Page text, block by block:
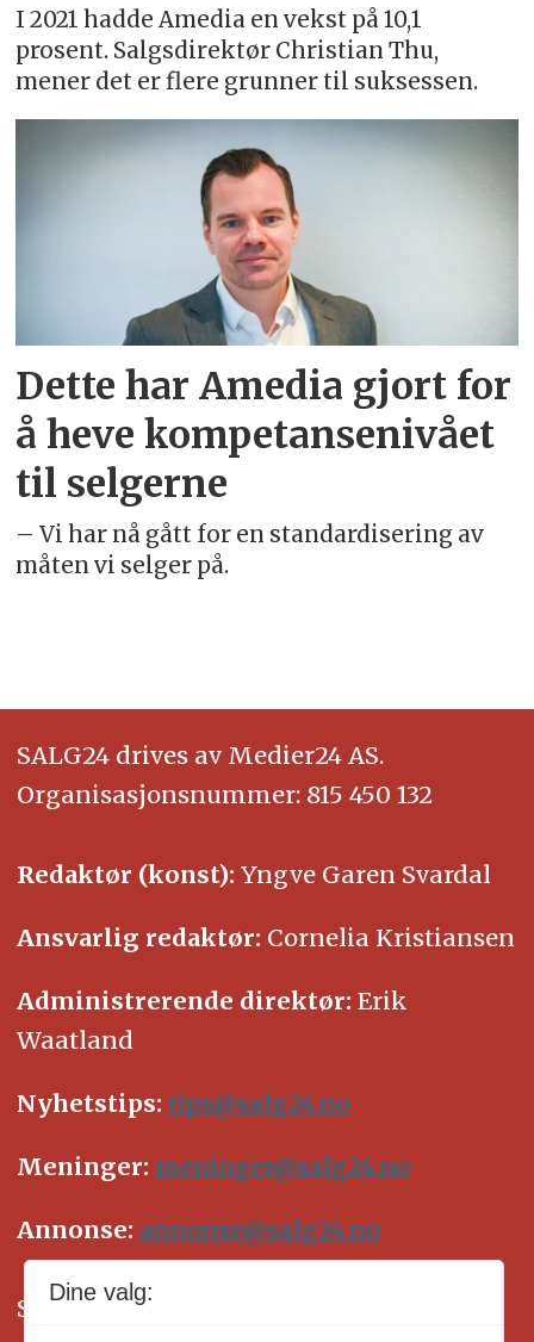
I 2021 hadde Amedia en vekst på 10,1
prosent. Salgsdirektør Christian Thu,
mener det er flere grunner til suksessen.
Dette har Amedia gjort for
å heve kompetansenivået
til selgerne
– Vi har nå gått for en standardisering av
måten vi selger på.
SALG24 drives av Medier24 AS.
Organisasjonsnummer: 815 450 132
Redaktør (konst): Yngve Garen Svardal
Ansvarlig redaktør: Cornelia Kristiansen
Administrerende direktør: Erik
Waatland
Nyhetstips: tips@salg24.no
Meninger: meninger@salg24.no
Annonse: annonse@salg24.no
SALG24 arbeider etter Vær Varsom-
Dine valg: